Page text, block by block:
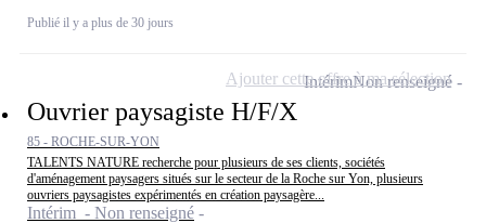
Publié il y a plus de 30 jours
Ouvrier paysagiste H/F/X
85 - ROCHE-SUR-YON
TALENTS NATURE recherche pour plusieurs de ses clients, sociétés
d'aménagement paysagers situés sur le secteur de la Roche sur Yon, plusieurs
ouvriers paysagistes expérimentés en création paysagère...
Intérim - Non renseigné
IntérimNon renseigné
Ajouter cette offre à ma sélection